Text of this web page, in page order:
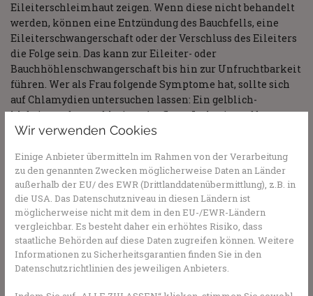
Eileiterschleimhaut zeigen. Wenn diese nicht behandelt
werden, können eine Entzündung des Bauchfells, eine
Eileiterschwangerschaft oder der Verschluss des Eileiters
die Folge sein. Das kann zur Eileiter- oder
Bauchhöhlenschwangerschaft bis hin zur Unfruchtbarkeit
führen. Wer als Frau folgende Symptome hat, sollte sich
auf Chlamydien untersuchen lassen: Ein gelblich-
klebriger oder gar blutiger Ausfluss, Juckreiz und brennen
beim Wasserlassen, leichte Blutungen beim
Unterbauchschmerzen und gleichzeitig Fieber.
Gefahren auch für das Baby im Bauch
Bei schwangeren Frauen kann eine Chlamydien-Infektion
auch eine Gefahr für das Kind darstellen. Das Risiko einer
Früh- oder Fehlgeburt ist erhöht, da es zu einem
frühzeitigen Blasensprung kommen kann. Besonders bei
einer vaginalen Geburt können die Bakterien auf das Baby
Wir verwenden Cookies
Einige Anbieter übermitteln im Rahmen von der Verarbeitung
zu den genannten Zwecken möglicherweise Daten an Länder
außerhalb der EU/ des EWR (Drittlanddatenübermittlung), z.B. in
die USA. Das Datenschutzniveau in diesen Ländern ist
möglicherweise nicht mit dem in den EU-/EWR-Ländern
vergleichbar. Es besteht daher ein erhöhtes Risiko, dass
staatliche Behörden auf diese Daten zugreifen können. Weitere
Informationen zu Sicherheitsgarantien finden Sie in den
Datenschutzrichtlinien des jeweiligen Anbieters.